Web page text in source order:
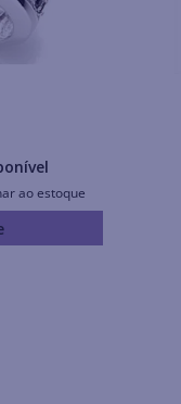
ao estoque